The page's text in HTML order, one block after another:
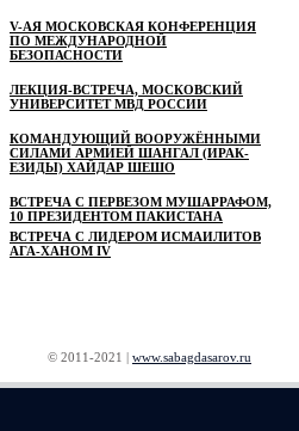
V-АЯ МОСКОВСКАЯ КОНФЕРЕНЦИЯ
ПО МЕЖДУНАРОДНОЙ
БЕЗОПАСНОСТИ
ЛЕКЦИЯ-ВСТРЕЧА, МОСКОВСКИЙ
УНИВЕРСИТЕТ МВД РОССИИ
КОМАНДУЮЩИЙ ВООРУЖЁННЫМИ
СИЛАМИ АРМИЕЙ ШАНГАЛ (ИРАК-
ЕЗИДЫ) ХАЙДАР ШЕШО
ВСТРЕЧА С ПЕРВЕЗОМ МУШАРРАФОМ,
10 ПРЕЗИДЕНТОМ ПАКИСТАНА
ВСТРЕЧА С ЛИДЕРОМ ИСМАИЛИТОВ
АГА-ХАНОМ IV
© 2011-2021 | www.sabagdasarov.ru